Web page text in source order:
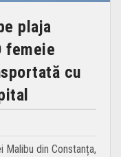
plaja
femeie
cu
din Constanța,